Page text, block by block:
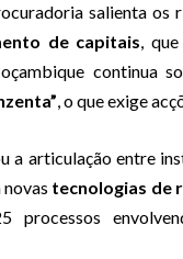
salienta os
de capitais,
continua
, o que exige
a articulação entre
tecnologias de
processos